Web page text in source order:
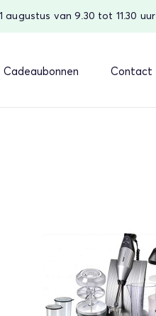
van 9.30 tot 11.30 uur
Cadeaubonnen Contact